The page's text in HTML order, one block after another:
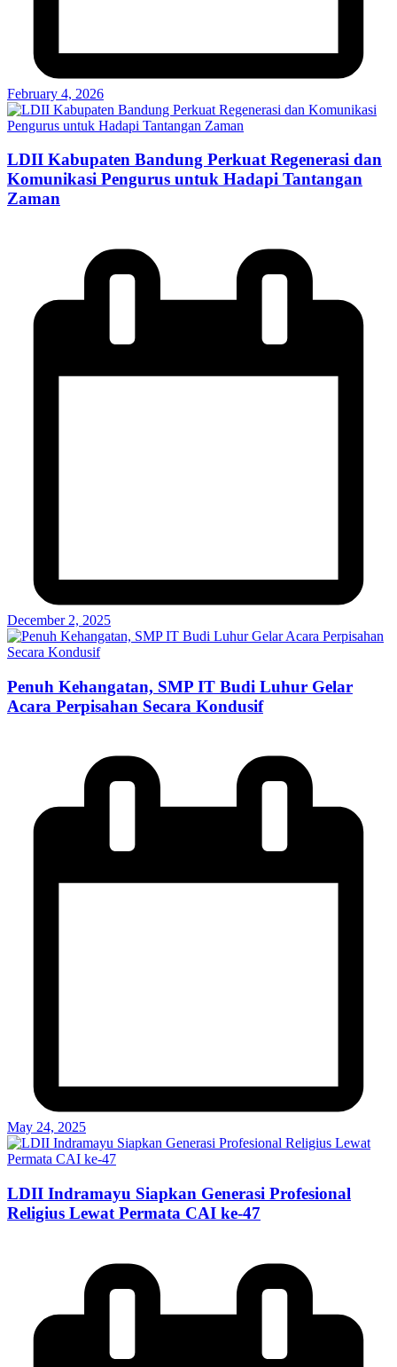
February 4, 2026
LDII Kabupaten Bandung Perkuat Regenerasi dan
Komunikasi Pengurus untuk Hadapi Tantangan
Zaman
December 2, 2025
Penuh Kehangatan, SMP IT Budi Luhur Gelar
Acara Perpisahan Secara Kondusif
May 24, 2025
LDII Indramayu Siapkan Generasi Profesional
Religius Lewat Permata CAI ke-47